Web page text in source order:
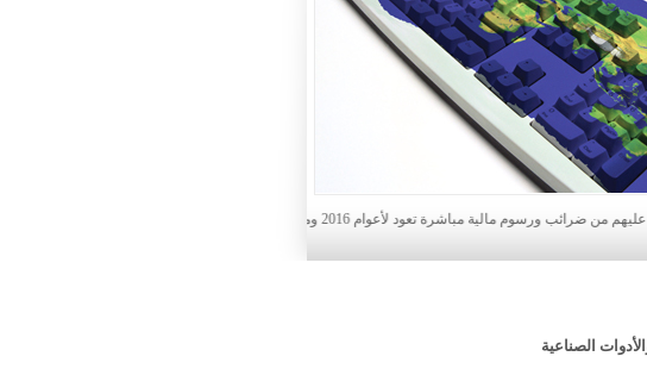
أحكام القانون (25) تاريخ 3/8/2017 والذي منحهم عفواً عن الفوائد والجزاءات والغرامات وذلك في حال تسديدهم ماهو مترتب عليهم من ضرائب ورسوم حتى 31/12/2021